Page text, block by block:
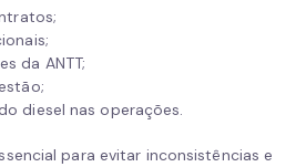
da ANTT;
diesel nas operações.
para evitar inconsistências e